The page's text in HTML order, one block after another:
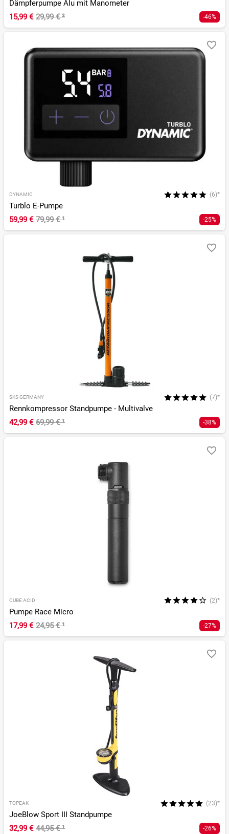
Dämpferpumpe Alu mit Manometer
15,99 € 29,99 €² -46%
DYNAMIC (6)*
Turblo E-Pumpe
59,99 € 79,99 €¹ -25%
SKS GERMANY (7)*
Rennkompressor Standpumpe - Multivalve
42,99 € 69,99 €¹ -38%
CUBE ACID (2)*
Pumpe Race Micro
17,99 € 24,95 €¹ -27%
TOPEAK (23)*
JoeBlow Sport III Standpumpe
32,99 € 44,95 €¹ -26%